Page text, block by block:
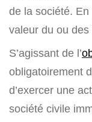
de la société.
valeur du ou
S’agissant de l’
obligatoirement
d’exercer une
société civile